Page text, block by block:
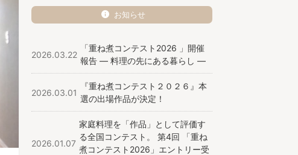
お知らせ
2026.03.22
「重ね煮コンテスト2026 」開催
報告 ― 料理の先にある暮らし ―
2026.03.01
『重ね煮コンテスト２０２６』本
選の出場作品が決定！
2026.01.07
家庭料理を「作品」として評価す
る全国コンテスト。 第4回 「重ね
煮コンテスト2026」エントリー受